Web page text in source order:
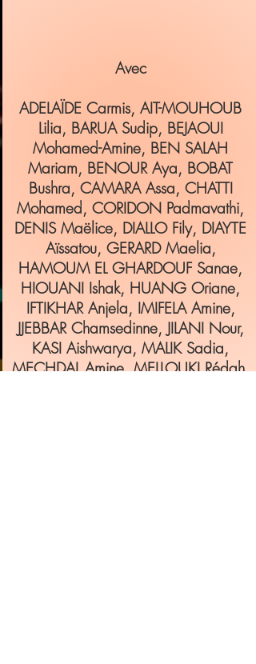
Avec
ADELAÏDE Carmis, AIT-MOUHOUB
Lilia, BARUA Sudip, BEJAOUI
Mohamed-Amine, BEN SALAH
Mariam, BENOUR Aya, BOBAT
Bushra, CAMARA Assa, CHATTI
Mohamed, CORIDON Padmavathi,
DENIS Maëlice, DIALLO Fily, DIAYTE
Aïssatou, GERARD Maelia,
HAMOUM EL GHARDOUF Sanae,
HIOUANI Ishak, HUANG Oriane,
IFTIKHAR Anjela, IMIFELA Amine,
JJEBBAR Chamsedinne, JILANI Nour,
KASI Aishwarya, MALIK Sadia,
MECHDAL Amine, MELLOUKI Rédah,